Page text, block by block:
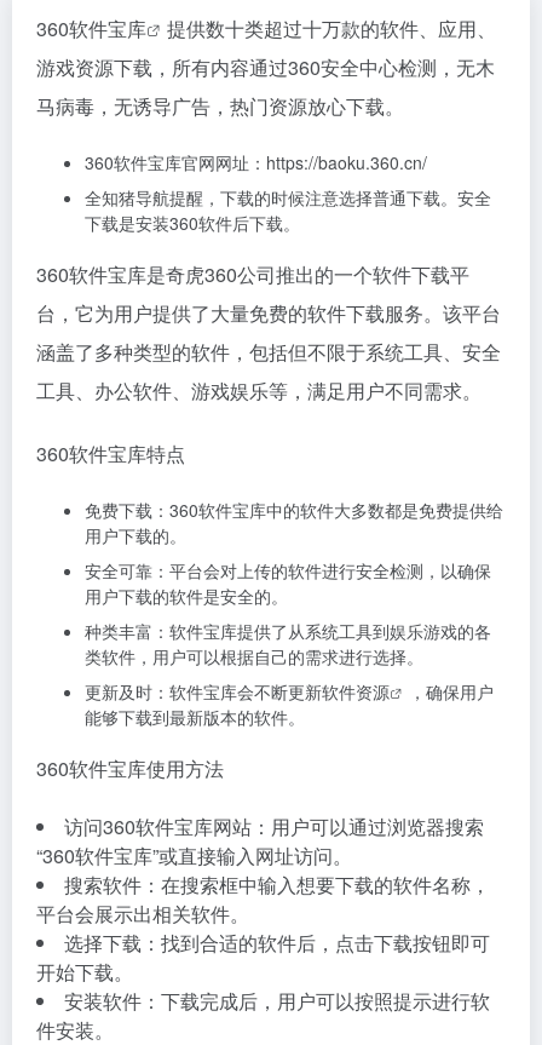
360软件宝库
提供数十类超过十万款的软件、应用、
游戏资源下载，所有内容通过360安全中心检测，无木
马病毒，无诱导广告，热门资源放心下载。
360软件宝库官网网址：https://baoku.360.cn/
全知猪导航提醒，下载的时候注意选择普通下载。安全
下载是安装360软件后下载。
360软件宝库是奇虎360公司推出的一个软件下载平
台，它为用户提供了大量免费的软件下载服务。该平台
涵盖了多种类型的软件，包括但不限于系统工具、安全
工具、办公软件、游戏娱乐等，满足用户不同需求。
360软件宝库特点
免费下载：360软件宝库中的软件大多数都是免费提供给
用户下载的。
安全可靠：平台会对上传的软件进行安全检测，以确保
用户下载的软件是安全的。
种类丰富：软件宝库提供了从系统工具到娱乐游戏的各
类软件，用户可以根据自己的需求进行选择。
更新及时：软件宝库会不断更新软件资源
，确保用户
能够下载到最新版本的软件。
360软件宝库使用方法
访问360软件宝库网站：用户可以通过浏览器搜索
“360软件宝库”或直接输入网址访问。
搜索软件：在搜索框中输入想要下载的软件名称，
平台会展示出相关软件。
选择下载：找到合适的软件后，点击下载按钮即可
开始下载。
安装软件：下载完成后，用户可以按照提示进行软
件安装。